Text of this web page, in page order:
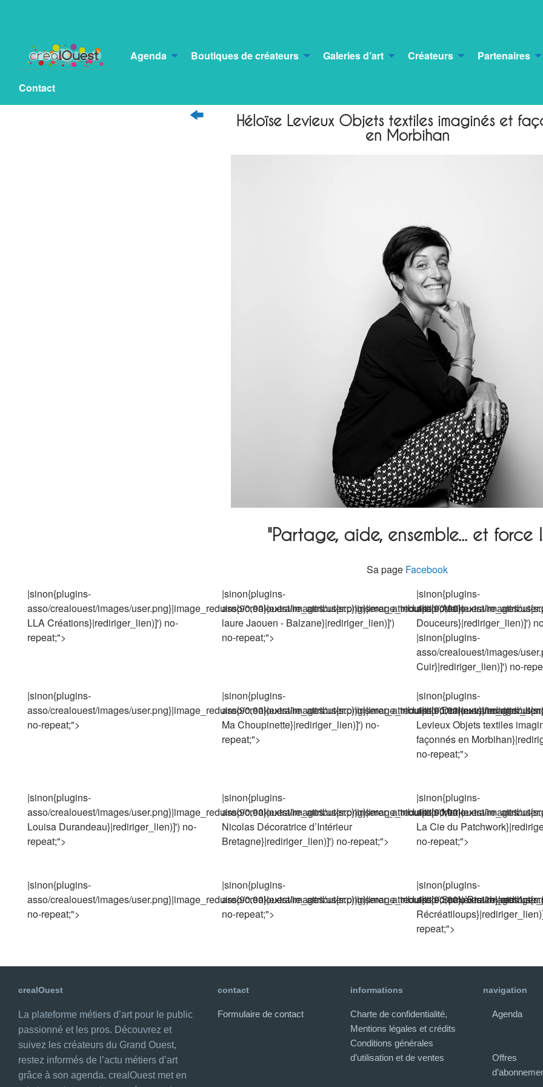
Agenda Boutiques de créateurs Galeries d’art Créateurs Partenaires
Contact
Accueil>A propos
Héloïse Levieux Objets textiles imaginés et
en Morbihan
"Partage, aide, ensemble... et force
Sa page Facebook
|sinon{plugins-
asso/crealouest/images/user.png}|image_reduire{90,90}|extraire_attribut{src}|inserer_attribut{title,Alain
LLA Créations}|rediriger_lien)]') no-
repeat;">
|sinon{plugins-
asso/crealouest/images/
laure Jaouen - Balzane}|rediriger_lien)]')
no-repeat;">
|sinon{plugins-
asso/crealouest/images/
Douceurs}|rediriger_lien)]')
|sinon{plugins-
asso/crealouest/images/
Cuir}|rediriger_lien)]') no-
|sinon{plugins-
asso/crealouest/images/
no-repeat;">
|sinon{plugins-
asso/crealouest/images/
Ma Choupinette}|rediriger_lien)]') no-
repeat;">
|sinon{plugins-
asso/crealouest/images/
Levieux Objets textiles
façonnés en
no-repeat;">
|sinon{plugins-
asso/crealouest/images/user.png}|image_reduire{90,90}|extraire_attribut{src}|inserer_attribut{title,Marie
Louisa Durandeau}|rediriger_lien)]') no-
repeat;">
|sinon{plugins-
asso/crealouest/images/
Nicolas Décoratrice d’Intérieur
Bretagne}|rediriger_lien)]') no-repeat;">
|sinon{plugins-
asso/crealouest/images/
La Cie du
no-repeat;">
|sinon{plugins-
asso/crealouest/images/
no-repeat;">
|sinon{plugins-
asso/crealouest/images/
no-repeat;">
|sinon{plugins-
asso/crealouest/images/
repeat;">
crealOuest
La plateforme métiers d’art pour le public
passionné et les pros. Découvrez et
suivez les créateurs du Grand Ouest,
restez informés de l’actu métiers d’art
grâce à son agenda. crealOuest met en
contact
Formulaire de contact
informations
Charte de confidentialité,
Mentions légales et crédits
Conditions générales
d’utilisation et de ventes
navigation
Agenda
Offres